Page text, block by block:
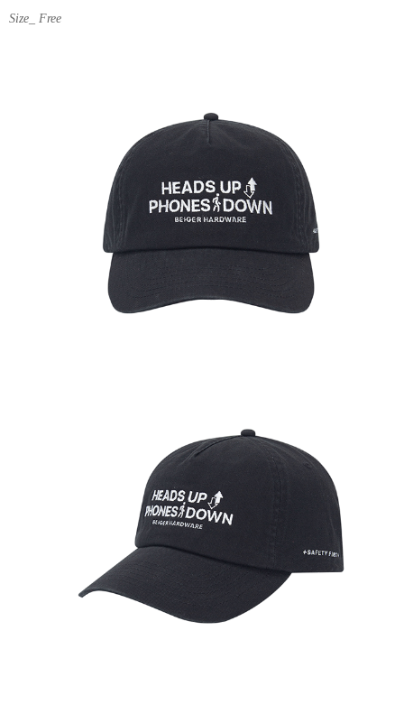
Size_ Free